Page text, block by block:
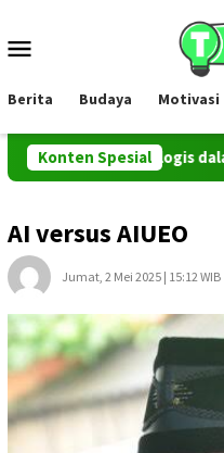
konten
Berita Budaya Motivasi
Konten Spesial
Ekologis dalam
AI versus AIUEO
Jumat, 2 Mei 2025 | 15:12 WIB